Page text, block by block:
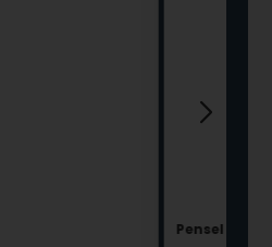
Pensel till